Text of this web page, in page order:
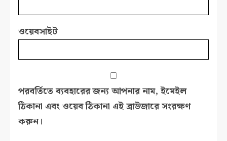
ওয়েবসাইট
পরবর্তিতে ব্যবহারের জন্য আপনার নাম, ইমেইল
ঠিকানা এবং ওয়েব ঠিকানা এই ব্রাউজারে সংরক্ষণ
করুন।